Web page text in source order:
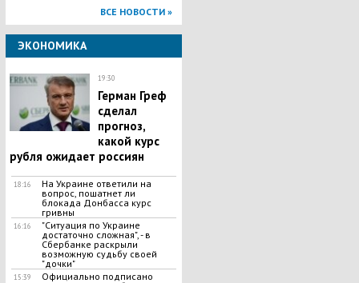
ВСЕ НОВОСТИ »
ЭКОНОМИКА
19:30
Герман Греф
сделал
прогноз,
какой курс
рубля ожидает россиян
18:16
На Украине ответили на
вопрос, пошатнет ли
блокада Донбасса курс
гривны
16:16
"Ситуация по Украине
достаточно сложная", - в
Сбербанке раскрыли
возможную судьбу своей
"дочки"
15:39
Официально подписано